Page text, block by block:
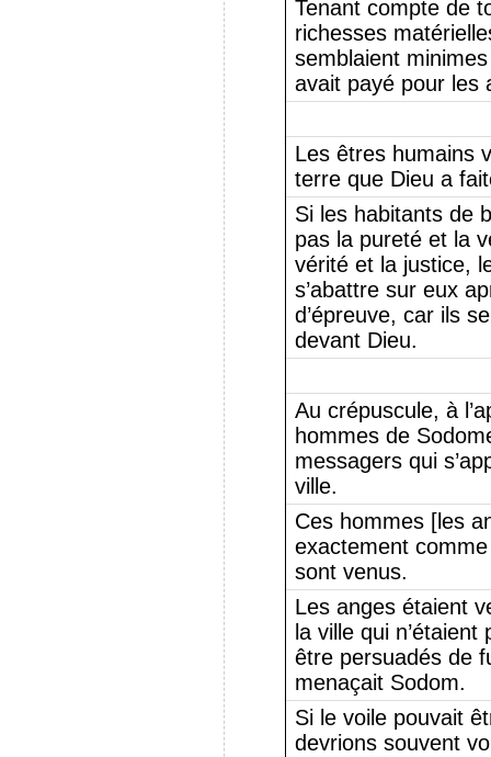
Tenant compte de
richesses
semblaient
avait payé pour les
Les êtres humains
terre que Dieu a
Si les habitants de
pas la pureté et la
vérité et la justice,
s’abattre sur eux
d’épreuve, car ils
devant Dieu.
Au crépuscule, à
hommes de
messagers qui
ville.
Ces hommes [les
exactement
sont venus.
Les anges étaient
la ville qui
être persuadés de
menaçait Sodom.
Si le voile pouvait
devrions souvent